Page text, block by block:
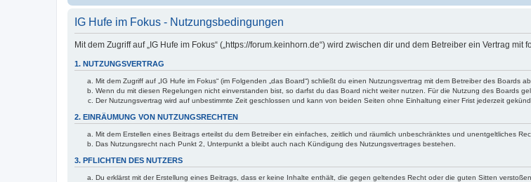
IG Hufe im Fokus - Nutzungsbedingungen
Mit dem Zugriff auf „IG Hufe im Fokus“ („https://forum.keinhorn.de“) wird zwischen dir und dem Betreiber ein Vertrag
1. NUTZUNGSVERTRAG
Mit dem Zugriff auf „IG Hufe im Fokus“ (im Folgenden „das Board“) schließt du einen Nutzungsvertrag mit dem Betreiber des Boards
Wenn du mit diesen Regelungen nicht einverstanden bist, so darfst du das Board nicht weiter nutzen. Für die Nutzung des Boards
Der Nutzungsvertrag wird auf unbestimmte Zeit geschlossen und kann von beiden Seiten ohne Einhaltung einer Frist jederzeit
2. EINRÄUMUNG VON NUTZUNGSRECHTEN
Mit dem Erstellen eines Beitrags erteilst du dem Betreiber ein einfaches, zeitlich und räumlich unbeschränktes und unentgeltliches
Das Nutzungsrecht nach Punkt 2, Unterpunkt a bleibt auch nach Kündigung des Nutzungsvertrages bestehen.
3. PFLICHTEN DES NUTZERS
Du erklärst mit der Erstellung eines Beitrags, dass er keine Inhalte enthält, die gegen geltendes Recht oder die guten Sitten